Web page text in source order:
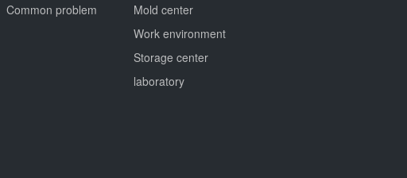
Common problem
Mold center
Work environment
Storage center
laboratory